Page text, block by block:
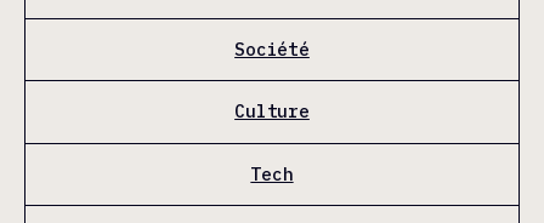
Société
Culture
Tech